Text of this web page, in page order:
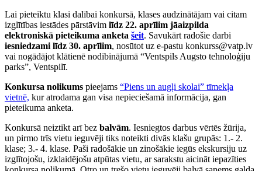
Lai pieteiktu klasi dalībai konkursā, klases audzinātājam vai citam
izglītības iestādes pārstāvim līdz 22. aprīlim jāaizpilda
elektroniskā pieteikuma anketa šeit. Savukārt radošie darbi
iesniedzami līdz 30. aprīlim, nosūtot uz e-pastu konkurss@vatp.lv
vai nogādājot klātienē nodibinājumā “Ventspils Augsto tehnoloģiju
parks”, Ventspilī.
Konkursa nolikums pieejams “Piens un augļi skolai” tīmekļa
vietnē, kur atrodama gan visa nepieciešamā informācija, gan
pieteikuma anketa.
Konkursā neiztikt arī bez balvām. Iesniegtos darbus vērtēs žūrija,
un pirmo trīs vietu ieguvēji tiks noteikti divās klašu grupās: 1.- 2.
klase; 3.- 4. klase. Paši radošākie un zinošākie iegūs ekskursiju uz
izglītojošu, izklaidējošu atpūtas vietu, ar sarakstu aicināt iepazīties